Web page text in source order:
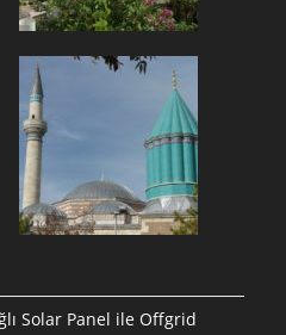
Solar Panel ile Offgrid